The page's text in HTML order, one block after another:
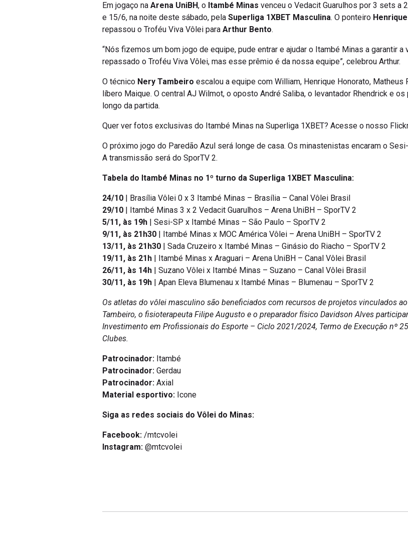
Em jogaço na Arena UniBH, o Itambé Minas venceu o Vedacit Guarulhos por 3 sets
e 15/6, na noite deste sábado, pela Superliga 1XBET Masculina. O ponteiro
repassou o Troféu Viva Vôlei para Arthur Bento.
“Nós fizemos um bom jogo de equipe, pude entrar e ajudar o Itambé Minas a garantir
repassado o Troféu Viva Vôlei, mas esse prêmio é da nossa equipe”, celebrou Arthur.
O técnico Nery Tambeiro escalou a equipe com William, Henrique Honorato,
líbero Maique. O central AJ Wilmot, o oposto André Saliba, o levantador Rhendrick e
longo da partida.
Quer ver fotos exclusivas do Itambé Minas na Superliga 1XBET? Acesse o nosso
O próximo jogo do Paredão Azul será longe de casa. Os minastenistas encaram o
A transmissão será do SporTV 2.
Tabela do Itambé Minas no 1º turno da Superliga 1XBET Masculina:
24/10
| Brasília Vôlei 0 x 3 Itambé Minas – Brasília – Canal Vôlei Brasil
29/10
| Itambé Minas 3 x 2 Vedacit Guarulhos – Arena UniBH – SporTV 2
5/11, às 19h | Sesi-SP x Itambé Minas – São Paulo – SporTV 2
9/11, às 21h30 | Itambé Minas x MOC América Vôlei – Arena UniBH – SporTV 2
13/11, às 21h30 | Sada Cruzeiro x Itambé Minas – Ginásio do Riacho – SporTV 2
19/11, às 21h | Itambé Minas x Araguari – Arena UniBH – Canal Vôlei Brasil
26/11, às 14h | Suzano Vôlei x Itambé Minas – Suzano – Canal Vôlei Brasil
30/11, às 19h | Apan Eleva Blumenau x Itambé Minas – Blumenau – SporTV 2
Os atletas do vôlei masculino são beneficiados com recursos de projetos vinculados
Tambeiro, o fisioterapeuta Filipe Augusto e o preparador físico Davidson Alves
Investimento em Profissionais do Esporte – Ciclo 2021/2024, Termo de Execução nº
Clubes.
Patrocinador: Itambé
Patrocinador: Gerdau
Patrocinador: Axial
Material esportivo: Icone
Siga as redes sociais do Vôlei do Minas:
Facebook: /mtcvolei
Instagram: @mtcvolei